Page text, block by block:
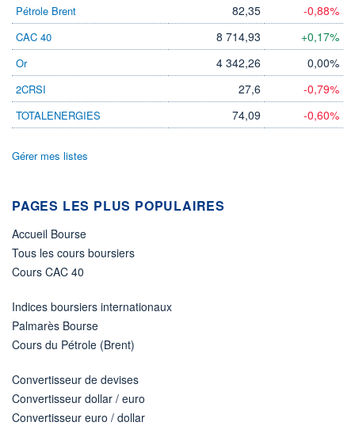
Pétrole Brent
82,35 -0,88%
CAC 40 8 714,93 +0,17%
Or 4 342,26 0,00%
2CRSI 27,6 -0,79%
TOTALENERGIES 74,09 -0,60%
Gérer mes listes
PAGES LES PLUS POPULAIRES
Accueil Bourse
Tous les cours boursiers
Cours CAC 40
Indices boursiers internationaux
Palmarès Bourse
Cours du Pétrole (Brent)
Convertisseur de devises
Convertisseur dollar / euro
Convertisseur euro / dollar